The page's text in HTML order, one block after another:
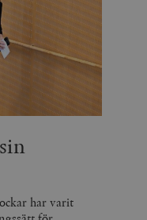
har varit